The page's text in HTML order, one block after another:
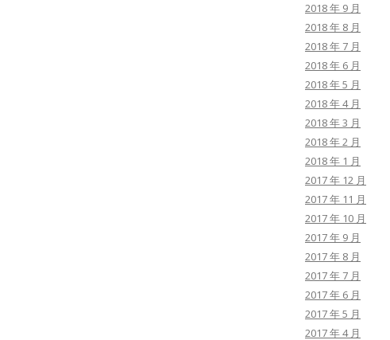
2018 年 9 月
2018 年 8 月
2018 年 7 月
2018 年 6 月
2018 年 5 月
2018 年 4 月
2018 年 3 月
2018 年 2 月
2018 年 1 月
2017 年 12 月
2017 年 11 月
2017 年 10 月
2017 年 9 月
2017 年 8 月
2017 年 7 月
2017 年 6 月
2017 年 5 月
2017 年 4 月